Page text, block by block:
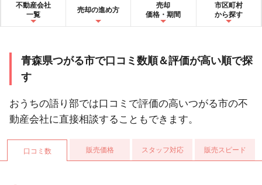
不動産会社
一覧
売却の進め方
売却
価格・期間
市区町村
から探す
青森県つがる市で口コミ数順＆評価が高い順で探
す
おうちの語り部では口コミで評価の高いつがる市の不
動産会社に直接相談することもできます。
口コミ数 販売価格 スタッフ対応 販売スピード